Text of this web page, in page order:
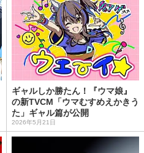
ギャルしか勝たん！『ウマ娘』
の新TVCM「ウマむすめえかきう
た」ギャル篇が公開
2026年5月21日